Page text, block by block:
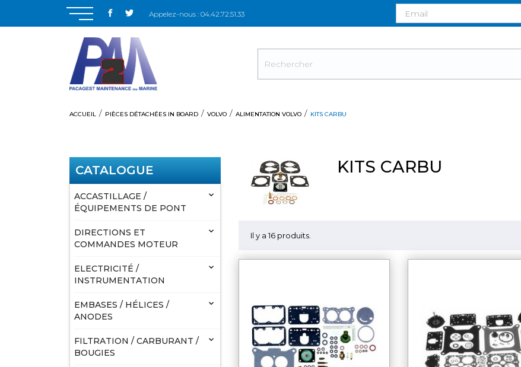
Appelez-nous : 04.42.72.51.33
ACCUEIL PIÈCES DÉTACHÉES IN BOARD VOLVO ALIMENTATION VOLVO KITS CARBU
CATALOGUE
ACCASTILLAGE /
ÉQUIPEMENTS DE PONT

DIRECTIONS ET
COMMANDES MOTEUR

ELECTRICITÉ /
INSTRUMENTATION

EMBASES / HÉLICES /
ANODES

FILTRATION / CARBURANT /
BOUGIES

KITS CARBU
Il y a 16 produits.